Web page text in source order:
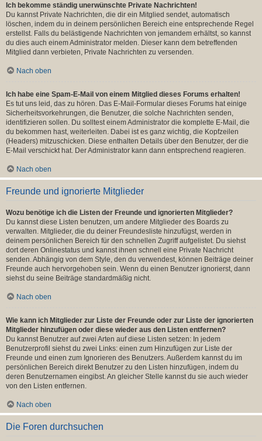
Ich bekomme ständig unerwünschte Private Nachrichten!
Du kannst Private Nachrichten, die dir ein Mitglied sendet, automatisch
löschen, indem du in deinem persönlichen Bereich eine entsprechende Regel
erstellst. Falls du belästigende Nachrichten von jemandem erhältst, so kannst
du dies auch einem Administrator melden. Dieser kann dem betreffenden
Mitglied dann verbieten, Private Nachrichten zu versenden.
Nach oben
Ich habe eine Spam-E-Mail von einem Mitglied dieses Forums erhalten!
Es tut uns leid, das zu hören. Das E-Mail-Formular dieses Forums hat einige
Sicherheitsvorkehrungen, die Benutzer, die solche Nachrichten senden,
identifizieren sollen. Du solltest einem Administrator die komplette E-Mail, die
du bekommen hast, weiterleiten. Dabei ist es ganz wichtig, die Kopfzeilen
(Headers) mitzuschicken. Diese enthalten Details über den Benutzer, der die
E-Mail verschickt hat. Der Administrator kann dann entsprechend reagieren.
Nach oben
Freunde und ignorierte Mitglieder
Wozu benötige ich die Listen der Freunde und ignorierten Mitglieder?
Du kannst diese Listen benutzen, um andere Mitglieder des Boards zu
verwalten. Mitglieder, die du deiner Freundesliste hinzufügst, werden in
deinem persönlichen Bereich für den schnellen Zugriff aufgelistet. Du siehst
dort deren Onlinestatus und kannst ihnen schnell eine Private Nachricht
senden. Abhängig von dem Style, den du verwendest, können Beiträge deiner
Freunde auch hervorgehoben sein. Wenn du einen Benutzer ignorierst, dann
siehst du seine Beiträge standardmäßig nicht.
Nach oben
Wie kann ich Mitglieder zur Liste der Freunde oder zur Liste der ignorierten
Mitglieder hinzufügen oder diese wieder aus den Listen entfernen?
Du kannst Benutzer auf zwei Arten auf diese Listen setzen: In jedem
Benutzerprofil siehst du zwei Links: einen zum Hinzufügen zur Liste der
Freunde und einen zum Ignorieren des Benutzers. Außerdem kannst du im
persönlichen Bereich direkt Benutzer zu den Listen hinzufügen, indem du
deren Benutzernamen eingibst. An gleicher Stelle kannst du sie auch wieder
von den Listen entfernen.
Nach oben
Die Foren durchsuchen